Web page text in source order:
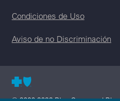
Condiciones de Uso
Aviso de no Discriminación